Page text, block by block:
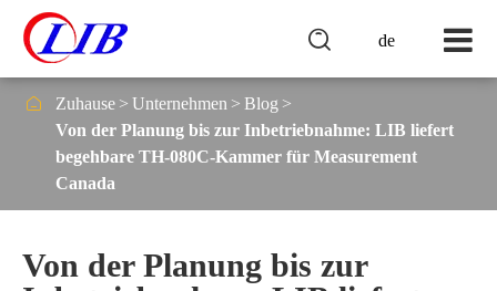
de

 Zuhause Unternehmen
Blog
Von der Planung bis zur Inbetriebnahme: LIB liefert
begehbare TH-080C-Kammer für Measurement
Canada
Von der Planung bis zur